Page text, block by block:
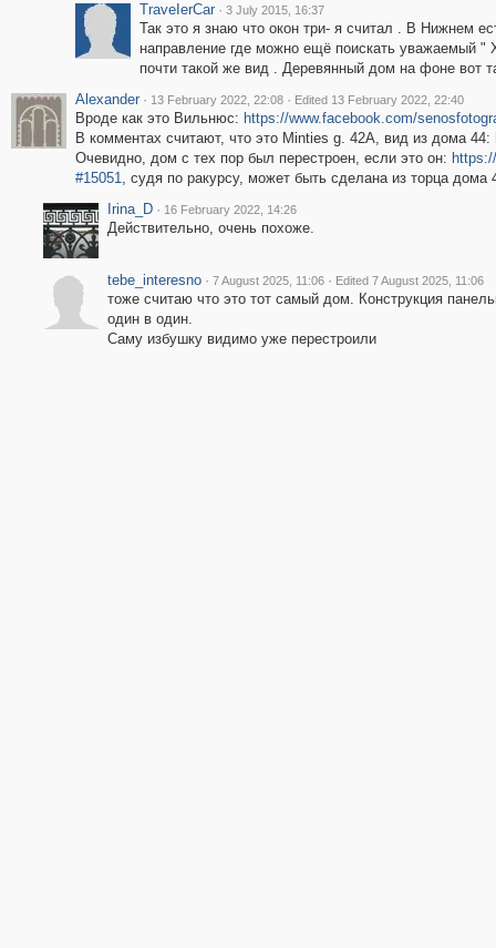
ТrаvеIеrCar · 3 July 2015, 16:37
Так это я знаю что окон три- я считал . В Нижнем
направление где можно ещё поискать уважаемый "
почти такой же вид . Деревянный дом на фоне вот
Alexander · 13 February 2022, 22:08 · Edited 13 February 2022, 22:40
Вроде как это Вильнюс: https://www.facebook.com/
В комментах считают, что это Minties g. 42A, вид из дома 44:
Очевидно, дом с тех пор был перестроен, если это он:
#15051, судя по ракурсу, может быть сделана из торца дома
Irina_D · 16 February 2022, 14:26
Действительно, очень похоже.
tebe_interesno · 7 August 2025, 11:06 · Edited 7 August 2025, 11:06
тоже считаю что это тот самый дом. Конструкция
один в один.
Саму избушку видимо уже перестроили